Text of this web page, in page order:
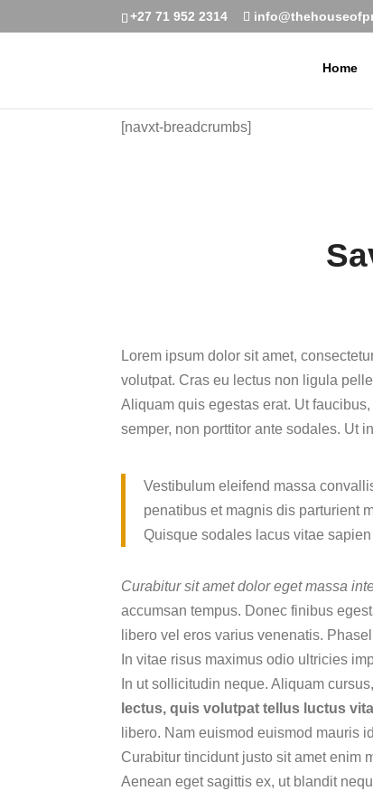
+27 71 952 2314
Home
[navxt-breadcrumbs]
Lorem ipsum dolor sit amet,
volutpat. Cras eu lectus non ligula
Aliquam quis egestas erat. Ut
semper, non porttitor ante sodales. Ut
Vestibulum eleifend massa
penatibus et magnis dis parturient
Quisque sodales lacus vitae
Curabitur sit amet dolor eget massa
accumsan tempus. Donec finibus
libero vel eros varius venenatis.
In vitae risus maximus odio ultricies
In ut sollicitudin neque. Aliquam
lectus, quis volutpat tellus luctus
libero. Nam euismod euismod mauris
Curabitur tincidunt justo sit amet enim
Aenean eget sagittis ex, ut blandit